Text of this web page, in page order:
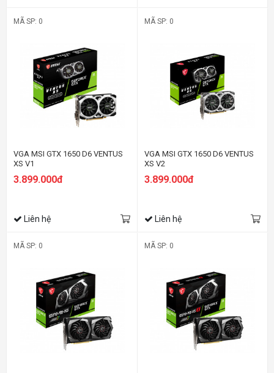
MÃ SP: 0
VGA MSI GTX 1650 D6 VENTUS
XS V1
3.899.000đ
Liên hệ
MÃ SP: 0
VGA MSI GTX 1650 D6 VENTUS
XS V2
3.899.000đ
Liên hệ
MÃ SP: 0 MÃ SP: 0